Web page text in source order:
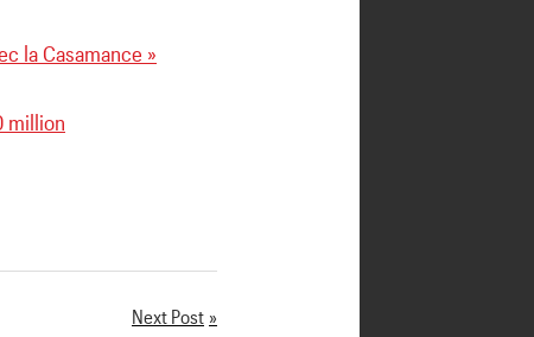
la Casamance »
million
Next Post